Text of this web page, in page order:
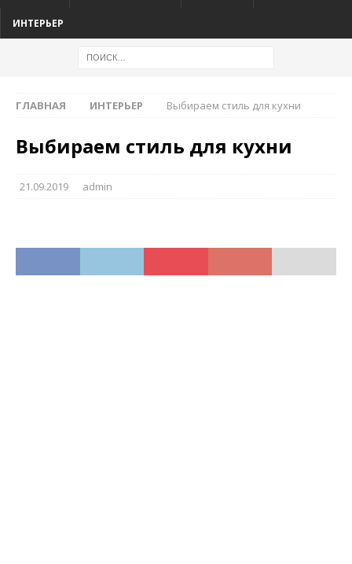
ИНТЕРЬЕР
ГЛАВНАЯ ИНТЕРЬЕР Выбираем стиль для кухни
Выбираем стиль для кухни
21.09.2019 admin